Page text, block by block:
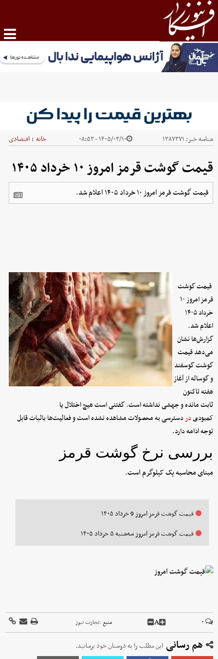
شناسه خبر: ۱۳۸۷۳۷۱ ۱۴۰۵/۰۳/۱۰ - ۰۸:۵۳ خانه | اقتصادی
قیمت گوشت قرمز امروز ۱۰ خرداد ۱۴۰۵
قیمت گوشت قرمز امروز ۱۰ خرداد ۱۴۰۵ اعلام شد.
قیمت گوشت
قرمز امروز ۱۰
خرداد ۱۴۰۵
اعلام شد.
گزارش‌ها نشان
می‌دهد قیمت
گوشت گوسفند
و گوساله از آغاز
هفته تاکنون
ثابت مانده و جهشی نداشته است. گفتنی است هیچ اختلال یا
کمبودیدردسترسی به محصولات مشاهده نشده است و فعالیت‌ها باثبات قابل
توجه ادامه دارد.
بررسی نرخ گوشت قرمز
مبنای محاسبه یک کیلوگرم است.
قیمت گوشت قرمز امروز 9 خرداد ۱۴۰۵
قیمت گوشت قرمز امروز سه‌شنبه ۵ خرداد ۱۴۰۵
۰ A منبع :تجارت نیوز
هم رسانی این مطلب را به دوستان خود برسانید.